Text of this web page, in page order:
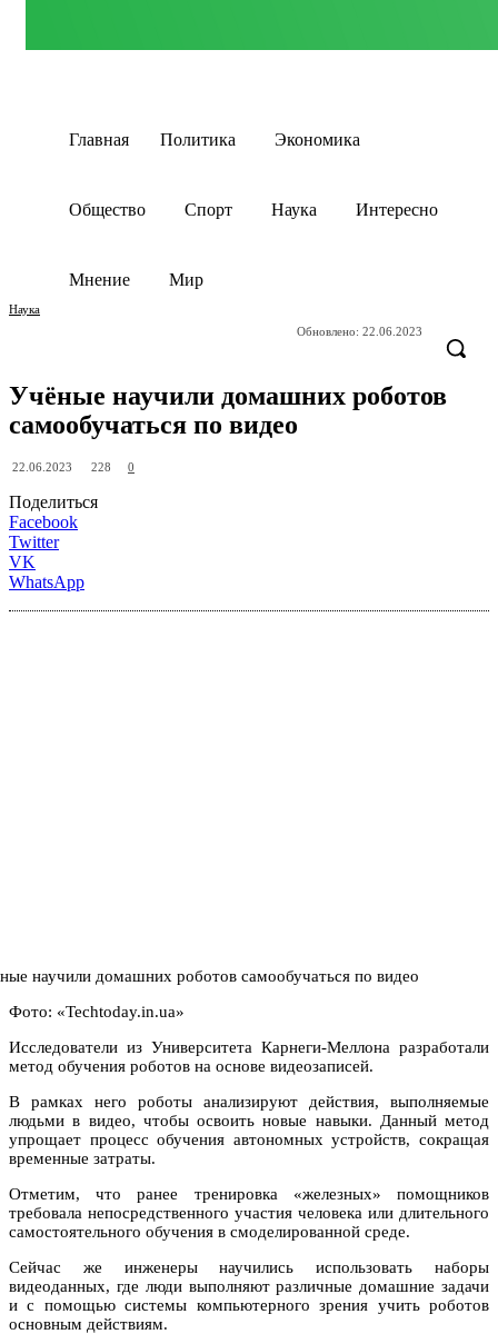
Главная Политика Экономика
Общество Спорт Наука Интересно
Мнение Мир
Наука
Обновлено: 22.06.2023
Учёные научили домашних роботов
самообучаться по видео
22.06.2023 228 0
Поделиться
Facebook
Twitter
VK
WhatsApp
Фото: «Techtoday.in.ua»
Исследователи из Университета Карнеги-Меллона разработали
метод обучения роботов на основе видеозаписей.
В рамках него роботы анализируют действия, выполняемые
людьми в видео, чтобы освоить новые навыки. Данный метод
упрощает процесс обучения автономных устройств, сокращая
временные затраты.
Отметим, что ранее тренировка «железных» помощников
требовала непосредственного участия человека или длительного
самостоятельного обучения в смоделированной среде.
Сейчас же инженеры научились использовать наборы
видеоданных, где люди выполняют различные домашние задачи
и с помощью системы компьютерного зрения учить роботов
основным действиям.